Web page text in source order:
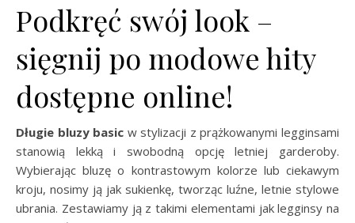
Podkręć swój look –
sięgnij po modowe hity
dostępne online!
Długie bluzy basic w stylizacji z prążkowanymi legginsami
stanowią lekką i swobodną opcję letniej garderoby.
Wybierając bluzę o kontrastowym kolorze lub ciekawym
kroju, nosimy ją jak sukienkę, tworząc luźne, letnie stylowe
ubrania. Zestawiamy ją z takimi elementami jak legginsy na